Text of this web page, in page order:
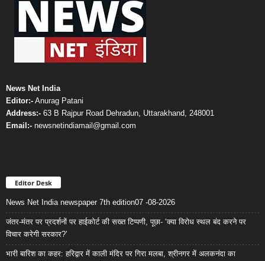
News Net India
Editor:- Anurag Patani
Address:- 63 B Rajpur Road Dehradun, Uttarakhand, 248001
Email:- newsnetindiamail@gmail.com
Editor Desk
News Net India newspaper 7th edition07 -08-2026
जंतर-मंतर पर प्रदर्शनों पर हाईकोर्ट की सख्त टिप्पणी, पूछा- ‘क्या विरोध स्थल बंद करने पर
विचार करेगी सरकार?’
भारी बारिश का कहर: हरिद्वार में काली मंदिर पर गिरा मलबा, श्रीनगर में अलकनंदा का